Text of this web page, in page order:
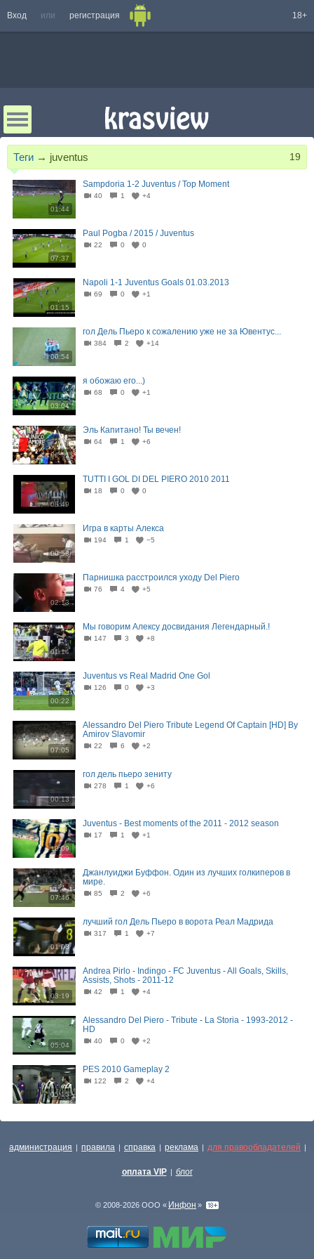
Вход или регистрация 18+
Теги → juventus 19
01:44
Sampdoria 1-2 Juventus / Top Moment
40 1 +4
07:37
Paul Pogba / 2015 / Juventus
22 0 0
01:15
Napoli 1-1 Juventus Goals 01.03.2013
69 0 +1
00:54
гол Дель Пьеро к сожалению уже не за Ювентус...
384 2 +14
03:04
я обожаю его...)
68 0 +1
01:51
Эль Капитано! Ты вечен!
64 1 +6
08:49
TUTTI I GOL DI DEL PIERO 2010 2011
18 0 0
00:58
Игра в карты Алекса
194 1 −5
02:13
Парнишка расстроился уходу Del Piero
76 4 +5
01:14
Мы говорим Алексу досвидания Легендарный.!
147 3 +8
00:22
Juventus vs Real Madrid One Gol
126 0 +3
07:05
Alessandro Del Piero Tribute Legend Of Captain [HD] By
Amirov Slavomir
22 6 +2
00:13
гол дель пьеро зениту
278 1 +6
10:09
Juventus - Best moments of the 2011 - 2012 season
17 1 +1
07:46
Джанлуиджи Буффон. Один из лучших голкиперов в
мире.
85 2 +6
01:08
лучший гол Дель Пьеро в ворота Реал Мадрида
317 1 +7
03:19
Andrea Pirlo - Indingo - FC Juventus - All Goals, Skills,
Assists, Shots - 2011-12
42 1 +4
05:04
Alessandro Del Piero - Tribute - La Storia - 1993-2012 -
HD
40 0 +2
05:15
PES 2010 Gameplay 2
122 2 +4
администрация | правила | справка | реклама | для правообладателей |
оплата VIP | блог
© 2008-2026 ООО « Инфон »